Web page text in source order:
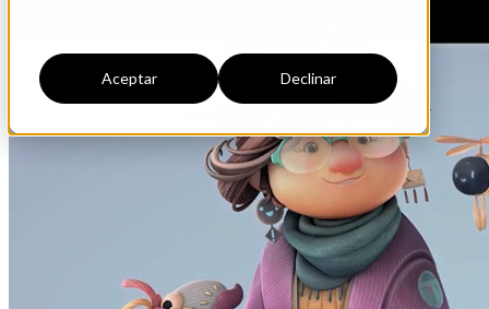
Aceptar Declinar